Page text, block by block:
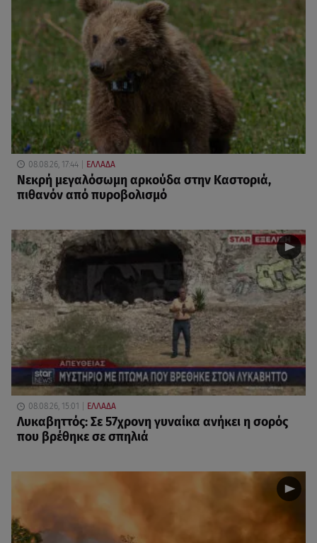
08.08.26, 17:44 ΕΛΛΑΔΑ
Νεκρή μεγαλόσωμη αρκούδα στην Καστοριά,
πιθανόν από πυροβολισμό
08.08.26, 15:01 ΕΛΛΑΔΑ
Λυκαβηττός: Σε 57χρονη γυναίκα ανήκει η σορός
που βρέθηκε σε σπηλιά